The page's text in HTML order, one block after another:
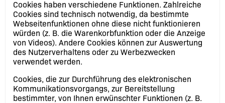
Cookies haben verschiedene Funktionen. Zahlreiche
Cookies sind technisch notwendig, da bestimmte
Webseitenfunktionen ohne diese nicht funktionieren
würden (z. B. die Warenkorbfunktion oder die Anzeige
von Videos). Andere Cookies können zur Auswertung
des Nutzerverhaltens oder zu Werbezwecken
verwendet werden.
Cookies, die zur Durchführung des elektronischen
Kommunikationsvorgangs, zur Bereitstellung
bestimmter, von Ihnen erwünschter Funktionen (z. B.